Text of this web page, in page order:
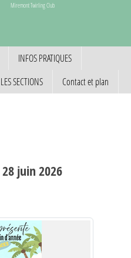
Miremont Twirling Club
INFOS PRATIQUES
LES SECTIONS Contact et plan
28juin2026